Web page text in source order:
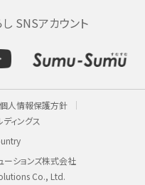
SNSアカウント
個人情報保護方針
ィングス
ーションズ株式会社
Co., Ltd.